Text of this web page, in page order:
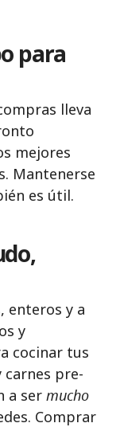
para
lleva
mejores
Mantenerse
es útil.
enteros y a
y
cocinar tus
pre-
a ser mucho
Comprar